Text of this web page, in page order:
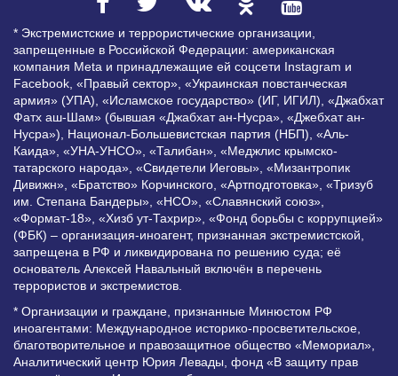
* Экстремистские и террористические организации,
запрещенные в Российской Федерации: американская
компания Meta и принадлежащие ей соцсети Instagram и
Facebook, «Правый сектор», «Украинская повстанческая
армия» (УПА), «Исламское государство» (ИГ, ИГИЛ), «Джабхат
Фатх аш-Шам» (бывшая «Джабхат ан-Нусра», «Джебхат ан-
Нусра»), Национал-Большевистская партия (НБП), «Аль-
Каида», «УНА-УНСО», «Талибан», «Меджлис крымско-
татарского народа», «Свидетели Иеговы», «Мизантропик
Дивижн», «Братство» Корчинского, «Артподготовка», «Тризуб
им. Степана Бандеры», «НСО», «Славянский союз»,
«Формат-18», «Хизб ут-Тахрир», «Фонд борьбы с коррупцией»
(ФБК) – организация-иноагент, признанная экстремистской,
запрещена в РФ и ликвидирована по решению суда; её
основатель Алексей Навальный включён в перечень
террористов и экстремистов.
* Организации и граждане, признанные Минюстом РФ
иноагентами: Международное историко-просветительское,
благотворительное и правозащитное общество «Мемориал»,
Аналитический центр Юрия Левады, фонд «В защиту прав